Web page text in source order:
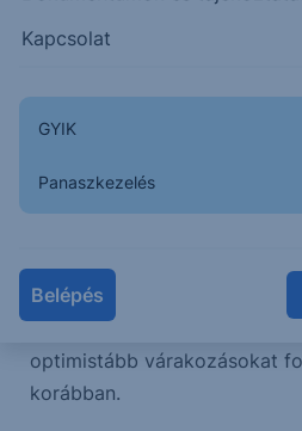
Kapcsolat
GYIK
Panaszkezelés
Belépés
és az előfizetői bázis. A
előrejelzéseit is: a
osztalék alapját képező
optimistább várakozásokat
korábban.